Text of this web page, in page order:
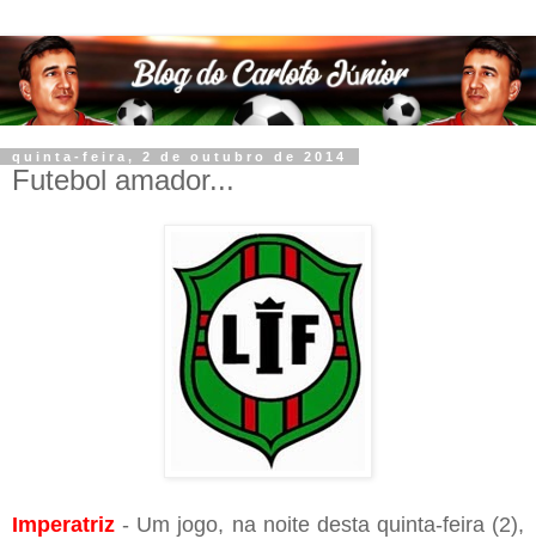
quinta-feira, 2 de outubro de 2014
Futebol amador...
Imperatriz- Um jogo, na noite desta quinta-feira (2),